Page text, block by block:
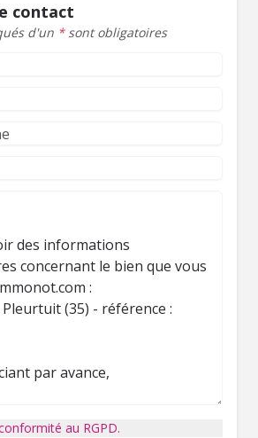
contact
d'un *sont obligatoires
au RGPD.